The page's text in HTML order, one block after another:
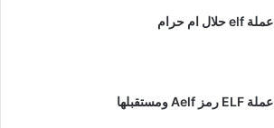
عملة elf حلال ام حرام
عملة ELF رمز Aelf ومستقبلها